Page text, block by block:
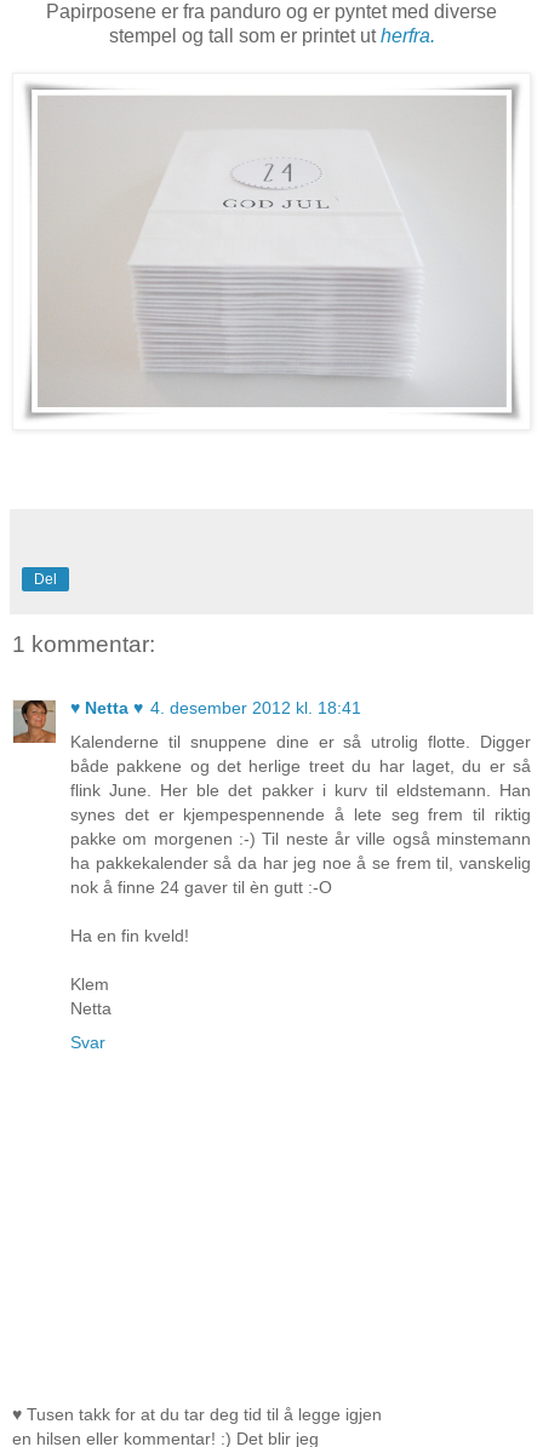
Papirposene er fra panduro og er pyntet med diverse
stempel og tall som er printet utherfra.
Del
1 kommentar:
♥ Netta ♥ 4. desember 2012 kl. 18:41
Kalenderne til snuppene dine er så utrolig flotte. Digger
både pakkene og det herlige treet du har laget, du er så
flink June. Her ble det pakker i kurv til eldstemann. Han
synes det er kjempespennende å lete seg frem til riktig
pakke om morgenen :-) Til neste år ville også minstemann
ha pakkekalender så da har jeg noe å se frem til, vanskelig
nok å finne 24 gaver til èn gutt :-O
Ha en fin kveld!
Klem
Netta
Svar
♥ Tusen takk for at du tar deg tid til å legge igjen
en hilsen eller kommentar! :) Det blir jeg